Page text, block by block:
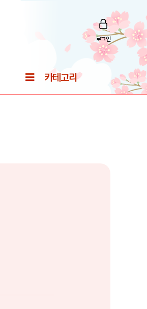
로그인
카테고리